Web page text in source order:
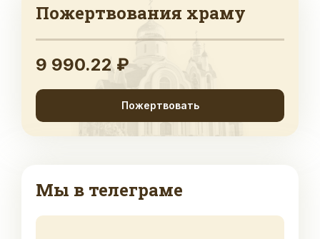
Пожертвования храму
9 990.22 ₽
Пожертвовать
Мы в телеграме